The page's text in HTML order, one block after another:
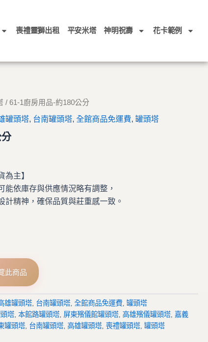
喪禮靈獅出租 平安米塔 神明祝壽 花卡範例
/ 61-1廚房用品-約180公分
罐頭塔, 台南罐頭塔,全館商品免運費,罐頭塔
為主】
能依庫存與供應情況略有調整，
計精神，確保品質與莊重感一致。
此商品
雄罐頭塔, 台南罐頭塔,全館商品免運費,罐頭塔
塔,本館路罐頭塔, 屏東殯儀館罐頭塔,高雄殯儀罐頭塔, 嘉義
罐頭塔, 台南罐頭塔,高雄罐頭塔,喪禮罐頭塔,罐頭塔